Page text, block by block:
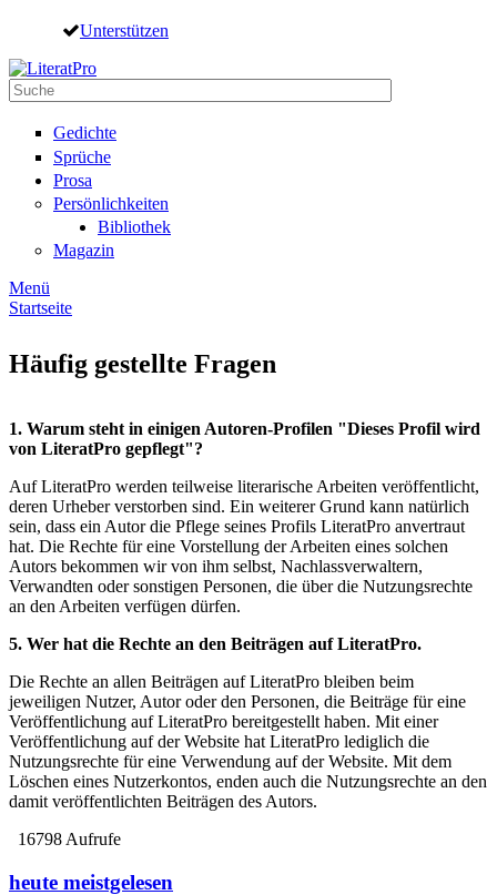
Direkt zum Inhalt
Unterstützen
Suche
Gedichte
Sprüche
Prosa
Persönlichkeiten
Bibliothek
Magazin
Menü
Startseite
Häufig gestellte Fragen
1. Warum steht in einigen Autoren-Profilen "Dieses Profil wird
von LiteratPro gepflegt"?
Auf LiteratPro werden teilweise literarische Arbeiten veröffentlicht,
deren Urheber verstorben sind. Ein weiterer Grund kann natürlich
sein, dass ein Autor die Pflege seines Profils LiteratPro anvertraut
hat. Die Rechte für eine Vorstellung der Arbeiten eines solchen
Autors bekommen wir von ihm selbst, Nachlassverwaltern,
Verwandten oder sonstigen Personen, die über die Nutzungsrechte
an den Arbeiten verfügen dürfen.
5. Wer hat die Rechte an den Beiträgen auf LiteratPro.
Die Rechte an allen Beiträgen auf LiteratPro bleiben beim
jeweiligen Nutzer, Autor oder den Personen, die Beiträge für eine
Veröffentlichung auf LiteratPro bereitgestellt haben. Mit einer
Veröffentlichung auf der Website hat LiteratPro lediglich die
Nutzungsrechte für eine Verwendung auf der Website. Mit dem
Löschen eines Nutzerkontos, enden auch die Nutzungsrechte an den
damit veröffentlichten Beiträgen des Autors.
16798 Aufrufe
heute meistgelesen